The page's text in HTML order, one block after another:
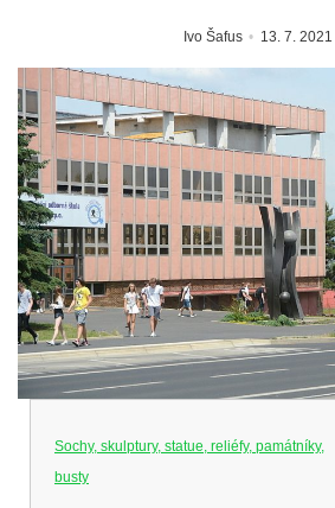
Ivo Šafus 13. 7. 2021
Sochy, skulptury, statue, reliéfy, památníky,
busty